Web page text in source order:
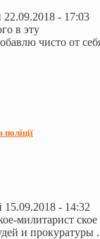
22.09.2018 - 17:03
в эту
чисто от
15.09.2018 - 14:32
милитарист ское
и прокуратуры